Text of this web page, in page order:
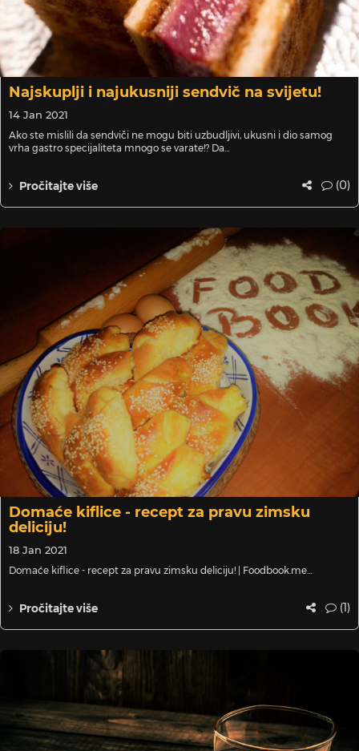
Najskuplji i najukusniji sendvič na svijetu!
14 Jan 2021
Ako ste mislili da sendviči ne mogu biti uzbudljivi, ukusni i dio samog
vrha gastro specijaliteta mnogo se varate!? Da...
Pročitajte više (0)
Domaće kiflice - recept za pravu zimsku
deliciju!
18 Jan 2021
Domaće kiflice - recept za pravu zimsku deliciju! | Foodbook.me...
Pročitajte više (1)